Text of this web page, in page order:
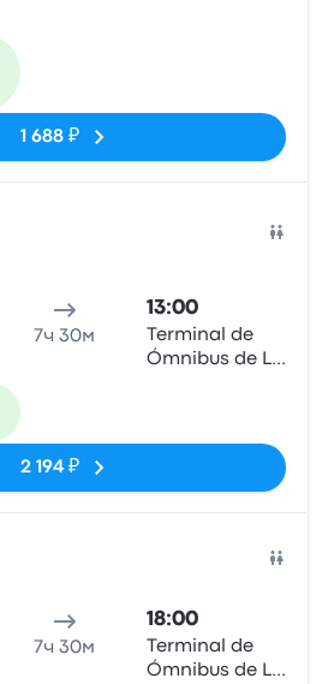
1 688 ₽
7ч 30м
13:00
Terminal de
Ómnibus de La
2 194 ₽
7ч 30м
18:00
Terminal de
Ómnibus de La